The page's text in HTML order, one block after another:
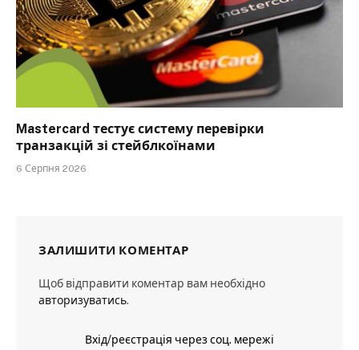
Mastercard тестує систему перевірки
транзакцій зі стейблкоїнами
6 Серпня 2026
ЗАЛИШИТИ КОМЕНТАР
Щоб відправити коментар вам необхідно
авторизуватись.
Вхід/реєстрація через соц. мережі